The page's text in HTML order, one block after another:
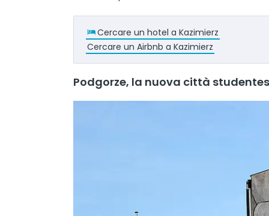
Cercare un hotel a Kazimierz
Cercare un Airbnb a Kazimierz
Podgorze, la nuova città